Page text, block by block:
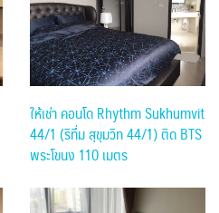
ให้เช่า คอนโด Rhythm Sukhumvit
44/1 (ริทึ่ม สุขุมวิท 44/1) ติด BTS
พระโขนง 110 เมตร